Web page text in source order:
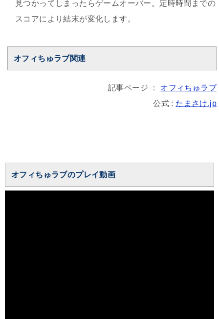
見つかってしまったらゲームオーバー。定時時間までの
スコアにより結末が変化します。
オフィちゅラブ関連
記事ページ ： オフィちゅラブ
公式 : たまさけ.jp
オフィちゅラブのプレイ動画